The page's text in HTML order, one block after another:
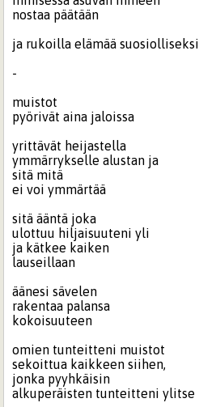
nostaa päätään
ja rukoilla elämää suosiolliseksi
-
muistot
pyörivät aina jaloissa
yrittävät heijastella
ymmärrykselle alustan ja
sitä mitä
ei voi ymmärtää
sitä ääntä joka
ulottuu hiljaisuuteni yli
ja kätkee kaiken
lauseillaan
äänesi sävelen
rakentaa palansa
kokoisuuteen
omien tunteitteni muistot
sekoittua kaikkeen siihen,
jonka pyyhkäisin
alkuperäisten tunteitteni ylitse